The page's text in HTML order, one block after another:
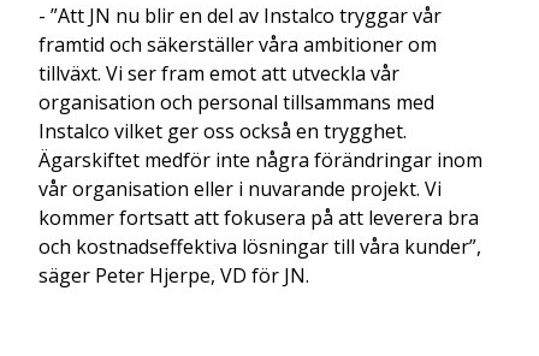
- ”Att JN nu blir en del av Instalco tryggar vår
framtid och säkerställer våra ambitioner om
tillväxt. Vi ser fram emot att utveckla vår
organisation och personal tillsammans med
Instalco vilket ger oss också en trygghet.
Ägarskiftet medför inte några förändringar inom
vår organisation eller i nuvarande projekt. Vi
kommer fortsatt att fokusera på att leverera bra
och kostnadseffektiva lösningar till våra kunder”,
säger Peter Hjerpe, VD för JN.